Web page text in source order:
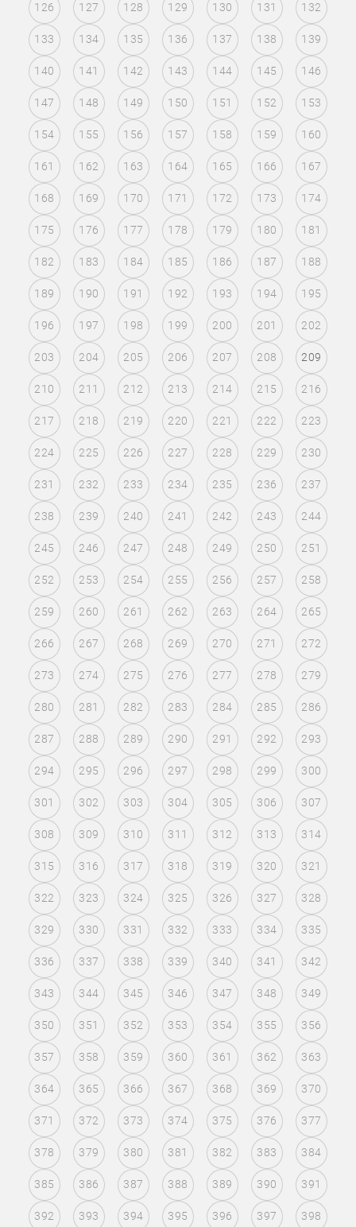
126 127 128 129 130 131 132
133 134 135 136 137 138 139
140 141 142 143 144 145 146
147 148 149 150 151 152 153
154 155 156 157 158 159 160
161 162 163 164 165 166 167
168 169 170 171 172 173 174
175 176 177 178 179 180 181
182 183 184 185 186 187 188
189 190 191 192 193 194 195
196 197 198 199 200 201 202
203 204 205 206 207 208 209
210 211 212 213 214 215 216
217 218 219 220 221 222 223
224 225 226 227 228 229 230
231 232 233 234 235 236 237
238 239 240 241 242 243 244
245 246 247 248 249 250 251
252 253 254 255 256 257 258
259 260 261 262 263 264 265
266 267 268 269 270 271 272
273 274 275 276 277 278 279
280 281 282 283 284 285 286
287 288 289 290 291 292 293
294 295 296 297 298 299 300
301 302 303 304 305 306 307
308 309 310 311 312 313 314
315 316 317 318 319 320 321
322 323 324 325 326 327 328
329 330 331 332 333 334 335
336 337 338 339 340 341 342
343 344 345 346 347 348 349
350 351 352 353 354 355 356
357 358 359 360 361 362 363
364 365 366 367 368 369 370
371 372 373 374 375 376 377
378 379 380 381 382 383 384
385 386 387 388 389 390 391
392 393 394 395 396 397 398